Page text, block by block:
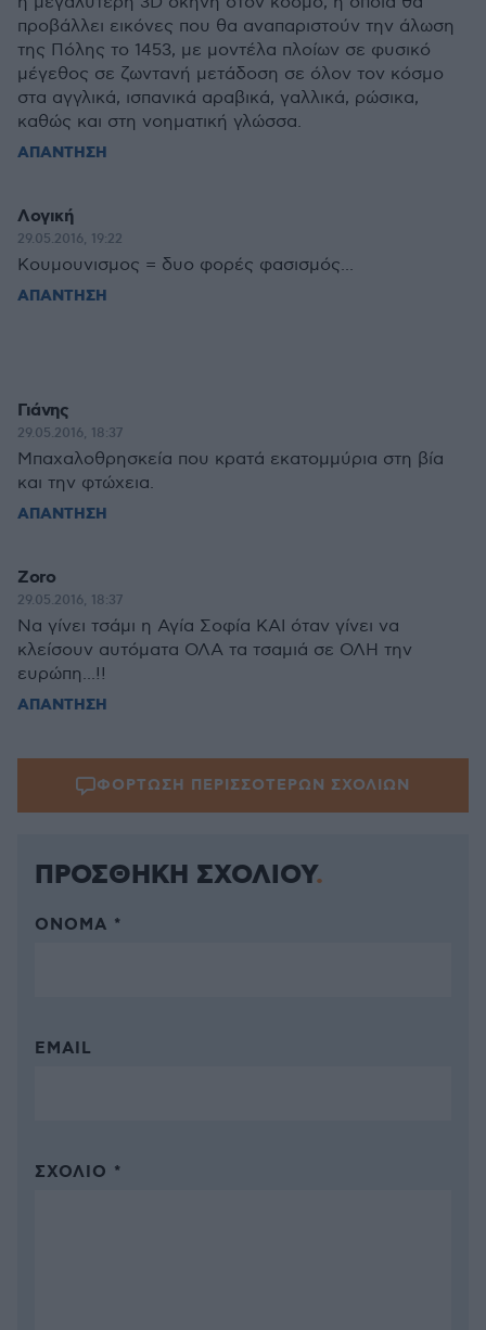
προβάλλει εικόνες που θα αναπαριστούν την άλωση
της Πόλης το 1453, με μοντέλα πλοίων σε φυσικό
μέγεθος σε ζωντανή μετάδοση σε όλον τον κόσμο
στα αγγλικά, ισπανικά αραβικά, γαλλικά, ρώσικα,
καθώς και στη νοηματική γλώσσα.
ΑΠΑΝΤΗΣΗ
Λογική
29.05.2016, 19:22
Κουμουνισμος = δυο φορές φασισμός...
ΑΠΑΝΤΗΣΗ
Γιάνης
29.05.2016, 18:37
Μπαχαλοθρησκεία που κρατά εκατομμύρια στη βία
και την φτώχεια.
ΑΠΑΝΤΗΣΗ
Zoro
29.05.2016, 18:37
Να γίνει τσάμι η Αγία Σοφία ΚΑΙ όταν γίνει να
κλείσουν αυτόματα ΟΛΑ τα τσαμιά σε ΟΛΗ την
ευρώπη...!!
ΑΠΑΝΤΗΣΗ
ΦΟΡΤΩΣΗ ΠΕΡΙΣΣΟΤΕΡΩΝ ΣΧΟΛΙΩΝ
ΠΡΟΣΘΗΚΗ ΣΧΟΛΙΟΥ
ΌΝΟΜΑ *
EMAIL
ΣΧΌΛΙΟ *